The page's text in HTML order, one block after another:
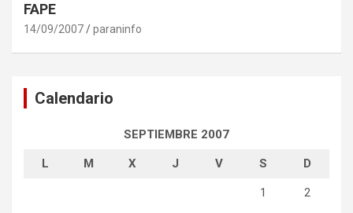
FAPE
14/09/2007 paraninfo
Calendario
SEPTIEMBRE 2007
L M X J V S D
1 2